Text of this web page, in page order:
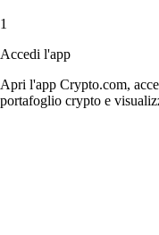
1
Accedi l'app
Apri l'app Crypto.com,
portafoglio crypto e